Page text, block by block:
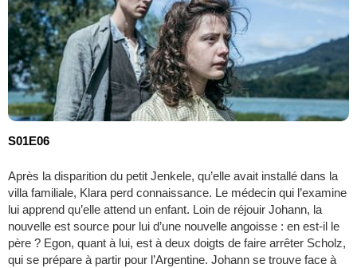
S01E06
Après la disparition du petit Jenkele, qu’elle avait installé dans la
villa familiale, Klara perd connaissance. Le médecin qui l’examine
lui apprend qu’elle attend un enfant. Loin de réjouir Johann, la
nouvelle est source pour lui d’une nouvelle angoisse : en est-il le
père ? Egon, quant à lui, est à deux doigts de faire arrêter Scholz,
qui se prépare à partir pour l’Argentine. Johann se trouve face à